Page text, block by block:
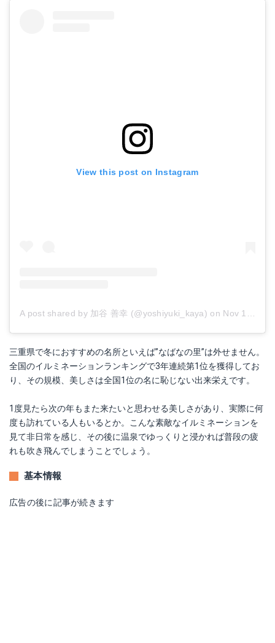
View this post on Instagram
A post shared by 加谷 善幸 (@yoshiyuki_kaya) on Nov 10, 2018 at 10:20pm PST
三重県で冬におすすめの名所といえば”なばなの里”は外せません。
全国のイルミネーションランキングで3年連続第1位を獲得してお
り、その規模、美しさは全国1位の名に恥じない出来栄えです。
1度見たら次の年もまた来たいと思わせる美しさがあり、実際に何
度も訪れている人もいるとか。こんな素敵なイルミネーションを
見て非日常を感じ、その後に温泉でゆっくりと浸かれば普段の疲
れも吹き飛んでしまうことでしょう。
基本情報
広告の後に記事が続きます